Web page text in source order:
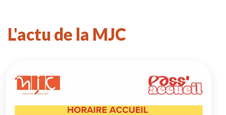
L'actu de la MJC